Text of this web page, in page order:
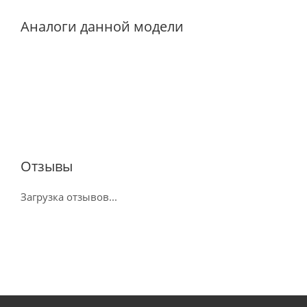
Аналоги данной модели
Отзывы
Загрузка отзывов...